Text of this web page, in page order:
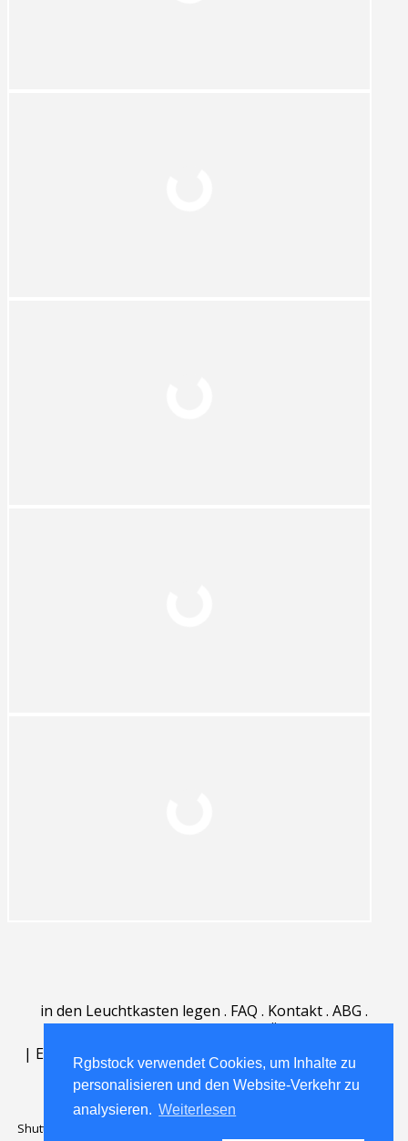
Rgbstock verwendet Cookies, um Inhalte zu
personalisieren und den Website-Verkehr zu
analysieren. Weiterlesen
in den Leuchtkasten legen . FAQ . Kontakt. ABG .
| English | Deutsch Español | Polski | Português
Nederlands|
Shutterstock official partner of Rgbstock